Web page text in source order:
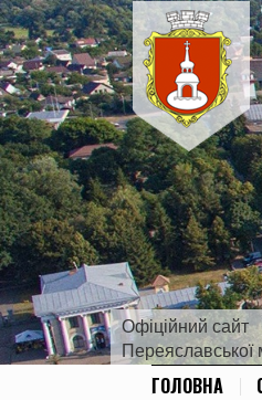
Офіційний сайт
Переяславської
ГОЛОВНА